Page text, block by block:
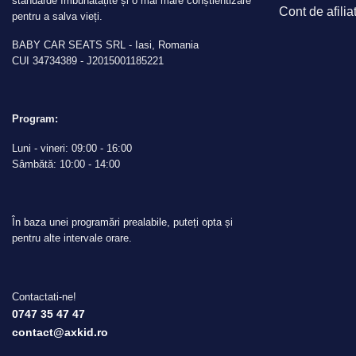
pentru a salva vieți.
BABY CAR SEATS SRL - Iasi, Romania
CUI 34734389 - J2015001185221
Program:
Luni - vineri: 09:00 - 16:00
Sâmbătă: 10:00 - 14:00
În baza unei programări prealabile, puteți opta și
pentru alte intervale orare.
Contactati-ne!
0747 35 47 47
contact@axkid.ro
Cont de afiliat